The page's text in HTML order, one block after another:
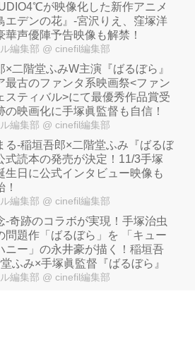
が映像化した新作アニメ
エデンの花』-宮沢りえ、窪塚洋
華声優陣予告映像も解禁！
編集部 @ cinefil編集部
×二階堂ふみW主演『ばるぼら』
最古のファンタ系映画祭<ファン
スティバル>にて最優秀作品賞受
の映画化に手塚眞監督も自信！
編集部 @ cinefil編集部
る-稲垣吾郎×二階堂ふみ『ばるぼ
式読本の発売が決定！11/3手塚
生日に公式インタビュー映像も
編集部 @ cinefil編集部
-奇跡のコラボが実現！手塚治虫
問題作「ばるぼら」を 「キュー
ニー」の永井豪が描く！稲垣吾
ふみ×手塚眞監督『ばるぼら』
編集部 @ cinefil編集部